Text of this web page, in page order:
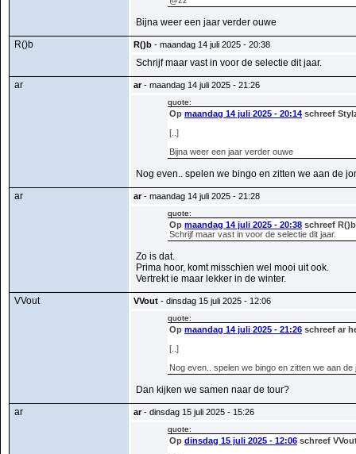
Bijna weer een jaar verder ouwe
R()b
R()b - maandag 14 juli 2025 - 20:38
Schrijf maar vast in voor de selectie dit jaar.
ar
ar- maandag 14 juli 2025 - 21:26
quote:
Op maandag 14 juli 2025 - 20:14 schreef
[..]
Bijna weer een jaar verder ouwe
Nog even.. spelen we bingo en zitten we aan de
ar
ar- maandag 14 juli 2025 - 21:28
quote:
Op maandag 14 juli 2025 - 20:38 schreef
Schrijf maar vast in voor de selectie dit jaar.
Zo is dat.
Prima hoor, komt misschien wel mooi uit ook.
Vertrekt ie maar lekker in de winter.
VVout
VVout - dinsdag 15 juli 2025 - 12:06
quote:
Op maandag 14 juli 2025 - 21:26 schreef ar
[..]
Nog even.. spelen we bingo en zitten we aan de
Dan kijken we samen naar de tour?
ar
ar- dinsdag 15 juli 2025 - 15:26
quote:
Op dinsdag 15 juli 2025 - 12:06 schreef